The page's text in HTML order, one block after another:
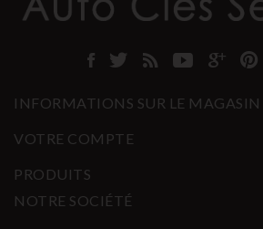
INFORMATIONS SUR LE MAGASIN
VOTRE COMPTE
PRODUITS
NOTRE SOCIÉTÉ